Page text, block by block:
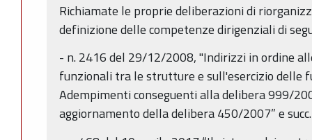
Richiamate le proprie deliberazioni di
definizione delle competenze dirigenziali di
- n. 2416 del 29/12/2008, "Indirizzi in ordine
funzionali tra le strutture e sull'esercizio delle
Adempimenti conseguenti alla delibera 999/
aggiornamento della delibera 450/2007” e